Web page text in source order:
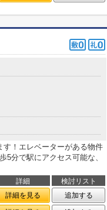
！エレベーターがある物件
5分で駅にアクセス可能な、
詳細
検討リスト
詳細を見る
追加する